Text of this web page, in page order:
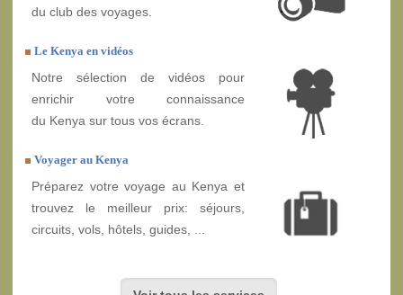
du club des voyages.
Le Kenya en vidéos
Notre sélection de vidéos pour
enrichir votre connaissance
du Kenya sur tous vos écrans.
Voyager au Kenya
Préparez votre voyage au Kenya et
trouvez le meilleur prix: séjours,
circuits, vols, hôtels, guides, ...